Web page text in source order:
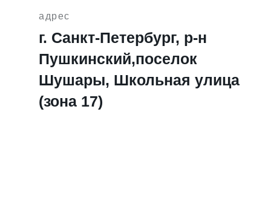
адрес
г. Санкт-Петербург, р-н
Пушкинский,поселок
Шушары, Школьная улица
(зона 17)